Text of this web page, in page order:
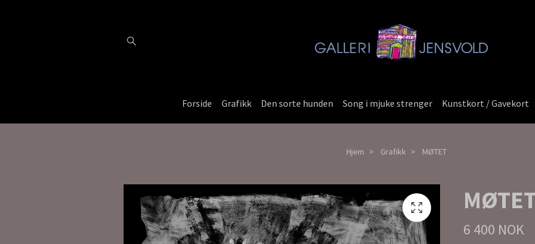
Forside Grafikk Den sorte hunden Song i mjuke strenger Kunstkort / Gavekort
Hjem Grafikk MØTET
6 400 NOK